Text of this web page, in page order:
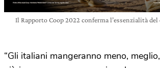
Il Rapporto Coop 2022 conferma l’essenzialità
“Gli italiani mangeranno meno,